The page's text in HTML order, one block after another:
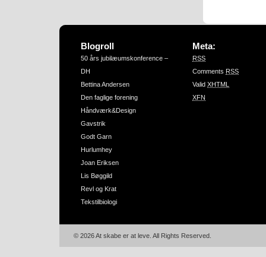
Blogroll
50 års jubilæumskonference –
DH
Bettina Andersen
Den faglige forening
Håndværk&Design
Gavstrik
Godt Garn
Hurlumhey
Joan Eriksen
Lis Bøggild
Revl og Krat
Tekstilbiologi
Meta:
RSS
Comments RSS
Valid XHTML
XFN
© 2026 At skabe er at leve. All Rights Reserved.